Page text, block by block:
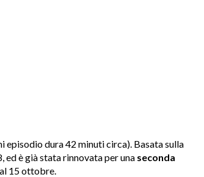
episodio dura 42 minuti circa). Basata sulla
ed è già stata rinnovata per una seconda
15 ottobre.